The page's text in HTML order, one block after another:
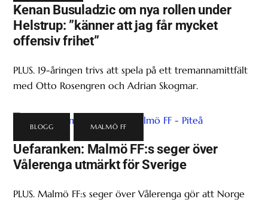
Kenan Busuladzic om nya rollen under
Helstrup: ”känner att jag får mycket
offensiv frihet”
PLUS. 19-åringen trivs att spela på ett tremannamittfält
med Otto Rosengren och Adrian Skogmar.
BLOGG MALMÖ FF
Uefaranken: Malmö FF:s seger över
Vålerenga utmärkt för Sverige
PLUS. Malmö FF:s seger över Vålerenga gör att Norge